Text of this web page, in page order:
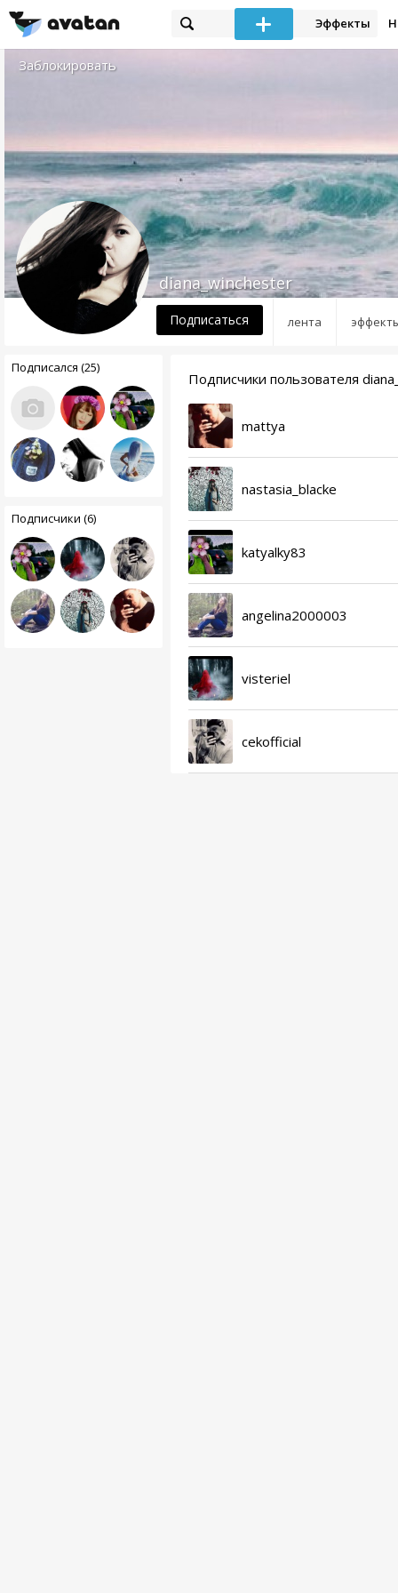
Эффекты
Заблокировать
лента
diana_winchester
Подписаться
Подписался (25)
Подписчики (6)
Подписчики пользователя
mattya
nastasia_blacke
katyalky83
angelina2000003
visteriel
cekofficial